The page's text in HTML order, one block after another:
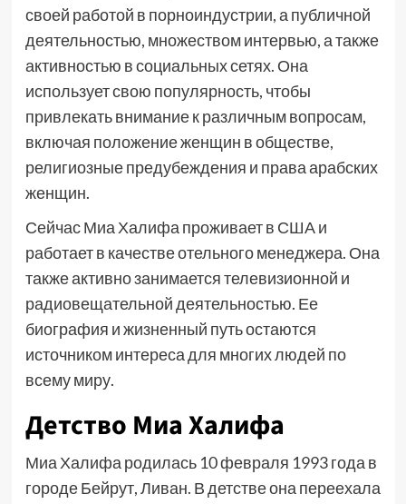
своей работой в порноиндустрии, а публичной
деятельностью, множеством интервью, а также
активностью в социальных сетях. Она
использует свою популярность, чтобы
привлекать внимание к различным вопросам,
включая положение женщин в обществе,
религиозные предубеждения и права арабских
женщин.
Сейчас Миа Халифа проживает в США и
работает в качестве отельного менеджера. Она
также активно занимается телевизионной и
радиовещательной деятельностью. Ее
биография и жизненный путь остаются
источником интереса для многих людей по
всему миру.
Детство Миа Халифа
Миа Халифа родилась 10 февраля 1993 года в
городе Бейрут, Ливан. В детстве она переехала